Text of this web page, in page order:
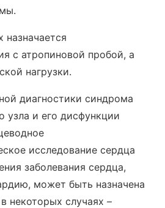
назначается
с атропиновой пробой, а
нагрузки.
диагностики синдрома
узла и его дисфункции
исследование сердца
заболевания сердца,
может быть назначена
некоторых случаях –